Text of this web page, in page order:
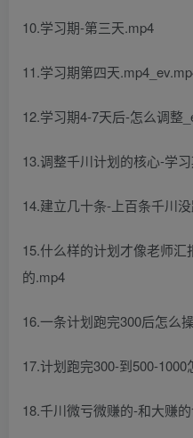
10.学习期-第三天.mp4
11.学习期第四天
12.学习期4-7天后-怎么调整
13.调整千川计划的核心-学
14.建立几十条-上百条千川
15.什么样的计划才像老师
的.mp4
16.一条计划跑完300后怎么
17.计划跑完300-到500-1000
18.千川微亏微赚的-和大赚